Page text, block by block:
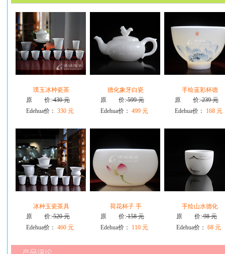
璞玉冰种瓷茶
原 价:430 元
Edehua价： 330 元
德化象牙白瓷
原 价:599 元
Edehua价： 499 元
手绘蓝彩杯德
原 价:239 元
Edehua价：
168 元
冰种玉瓷茶具
原 价:520 元
Edehua价： 460 元
荷花杯子 手
原 价:158 元
Edehua价：
110 元
手绘山水德化
原 价:98 元
Edehua价： 68 元